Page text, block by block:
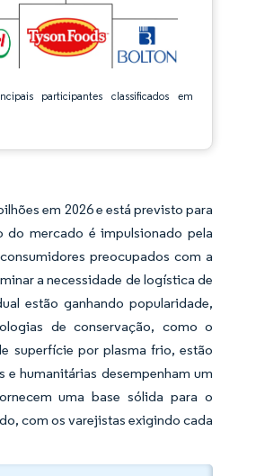
participantes classificados em
em 2026 e está previsto para
do mercado é impulsionado pela
preocupados com a
a necessidade de logística de
estão ganhando popularidade,
de conservação, como o
superfície por plasma frio, estão
humanitárias desempenham um
uma base sólida para o
com os varejistas exigindo cada